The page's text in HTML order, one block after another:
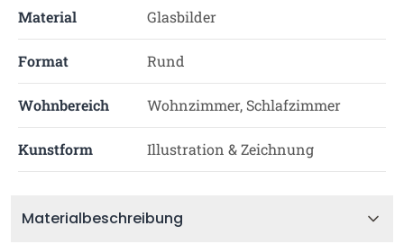
Material Glasbilder
Format Rund
Wohnbereich Wohnzimmer, Schlafzimmer
Kunstform Illustration & Zeichnung
Materialbeschreibung